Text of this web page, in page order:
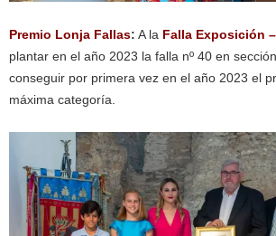
Premio Lonja Fallas: A la Falla Exposición
plantar en el año 2023 la falla nº 40 en
conseguir por primera vez en el año 2023 el
máxima categoría.